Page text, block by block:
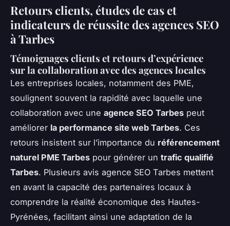
Retours clients, études de cas et
indicateurs de réussite des agences SEO
à Tarbes
Témoignages clients et retours d’expérience
sur la collaboration avec des agences locales
Les entreprises locales, notamment des PME,
soulignent souvent la rapidité avec laquelle une
collaboration avec une agence SEO Tarbes peut
améliorer la performance site web Tarbes. Ces
retours insistent sur l’importance du référencement
naturel PME Tarbes pour générer un trafic qualifié
Tarbes. Plusieurs avis agence SEO Tarbes mettent
en avant la capacité des partenaires locaux à
comprendre la réalité économique des Hautes-
Pyrénées, facilitant ainsi une adaptation de la